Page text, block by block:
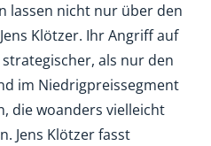
lassen nicht nur über den
Klötzer. Ihr Angriff auf
als nur den
im Niedrigpreissegment
die woanders vielleicht
Jens Klötzer fasst